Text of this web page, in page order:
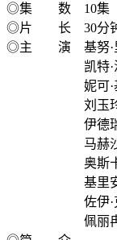
◎集 数 10集
◎片 长 30分
◎主 演 基努·
凯特·温
妮可·基
刘玉
伊德瑞斯·
马赫沙拉
奥斯卡·
基里安·
佐伊·克
佩丽冉卡·